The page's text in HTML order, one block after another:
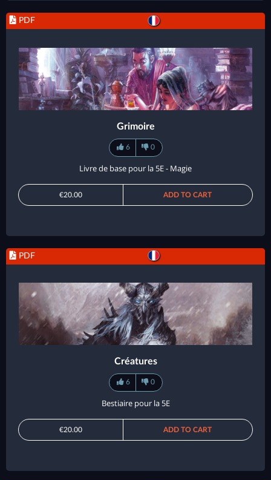
PDF
Grimoire
6 0
Livre de base pour la 5E - Magie
€20.00 ADD TO CART
PDF
Créatures
6 0
Bestiaire pour la 5E
€20.00 ADD TO CART